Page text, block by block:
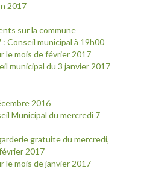
2017
sur la commune
Conseil municipal à 19h00
le mois de février 2017
municipal du 3 janvier 2017
2016
Municipal du mercredi 7
gratuite du mercredi,
2017
le mois de janvier 2017